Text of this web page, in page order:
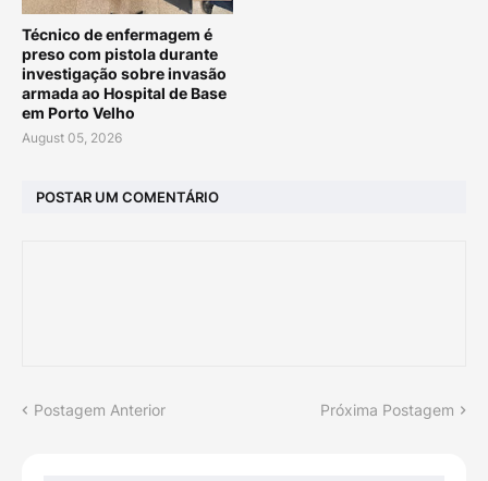
Técnico de enfermagem é
preso com pistola durante
investigação sobre invasão
armada ao Hospital de Base
em Porto Velho
August 05, 2026
POSTAR UM COMENTÁRIO
Postagem Anterior Próxima Postagem